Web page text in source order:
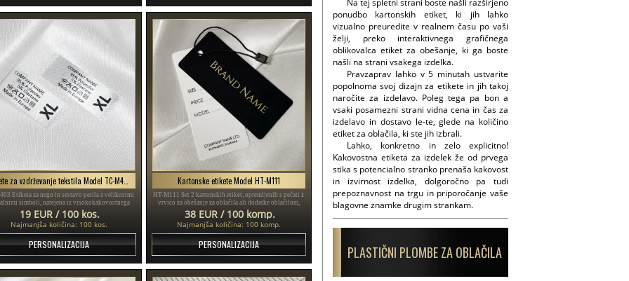
Etikete za vzdrževanje tekstila Model TC-M403
Etiketa za nego in sestavo perila z velikostmi
simboli, narejena iz visokokakovostnega
satena, za šivanje na oblačila.
19 EUR / 100 kos.
Najmanjša količina: 100 kos.
PERSONALIZACIJA
Kartonske etikete Model HT-M111
HT-M111 Set 2 kartonskih etiket, opremljenih s pečati z
vrvico za obešanje za oblačila ali dodatke oblačilom,
narejeni iz debelega plastificiranega kartona in
natisnjeni z zlatim in črnim besedilom.
38 EUR / 100 komp.
Najmanjša količina: 100 komp.
PERSONALIZACIJA
Na tej spletni strani boste našli razširjeno
ponudbo kartonskih etiket, ki jih lahko
vizualno preuredite v realnem času po vaši
želji, preko interaktivnega grafičnega
oblikovalca etiket za obešanje, ki ga boste
našli na strani vsakega izdelka.
Pravzaprav lahko v 5 minutah ustvarite
popolnoma svoj dizajn za etikete in jih takoj
naročite za izdelavo. Poleg tega pa bon a
vsaki posamezni strani vidna cena in čas za
izdelavo in dostavo le-te, glede na količino
etiket za oblačila, ki ste jih izbrali.
Lahko, konkretno in zelo explicitno!
Kakovostna etiketa za izdelek že od prvega
stika s potencialno stranko prenaša kakovost
in izvirnost izdelka, dolgoročno pa tudi
prepoznavnost na trgu in priporočanje vaše
blagovne znamke drugim strankam.
PLASTIČNI PLOMBE ZA OBLAČILA